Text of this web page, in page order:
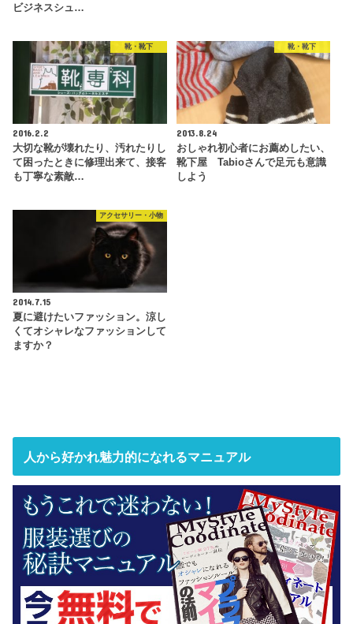
ビジネスシュ…
靴・靴下
2016.2.2
大切な靴が壊れたり、汚れたりし
て困ったときに修理出来て、接客
も丁寧な素敵…
靴・靴下
2013.8.24
おしゃれ初心者にお薦めしたい、
靴下屋 Tabioさんで足元も意識
しよう
アクセサリー・小物
2014.7.15
夏に避けたいファッション。涼し
くてオシャレなファッションして
ますか？
人から好かれ魅力的になれるマニュアル